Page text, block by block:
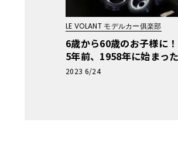
LE VOLANT モデルカー俱楽部
6歳から60歳のお子様に
5年前、1958年に始まっ
ープラモ・クロニクル】第
2023 6/24